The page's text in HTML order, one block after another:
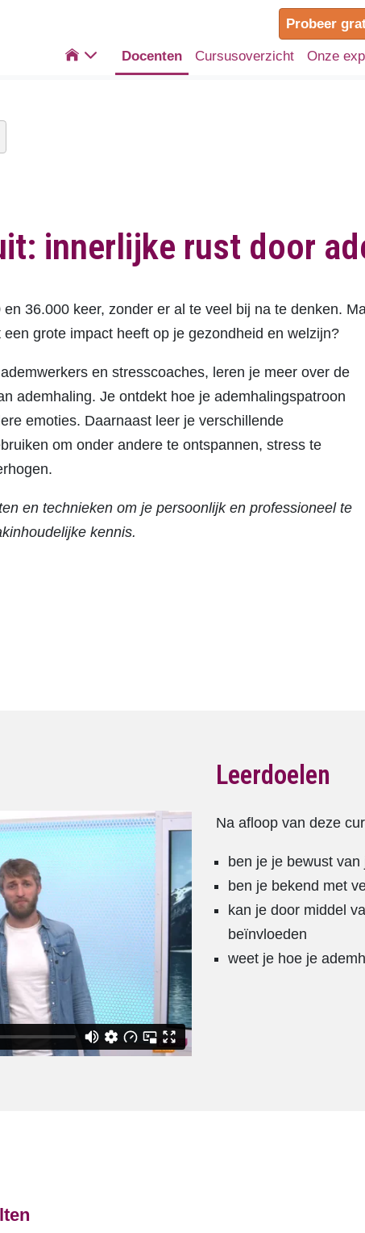
Probeer
 Docenten Cursusoverzicht Onze
innerlijke rust door
36.000 keer, zonder er al te veel bij na te denken.
grote impact heeft op je gezondheid en welzijn?
en stresscoaches, leren je meer over de
ademhaling. Je ontdekt hoe je ademhalingspatroon
emoties. Daarnaast leer je verschillende
om onder andere te ontspannen, stress te
en technieken om je persoonlijk en professioneel te
kennis.
Leerdoelen
Na afloop van deze
ben je je bewust
ben je bekend met
kan je door middel
beïnvloeden
weet je hoe je